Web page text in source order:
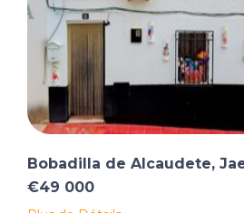
Bobadilla de Alcaudete,
€49 000